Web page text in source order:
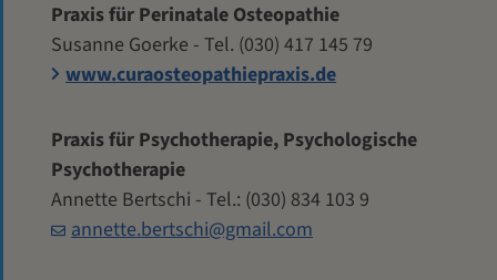
Praxis für Perinatale Osteopathie
Susanne Goerke - Tel. (030) 417 145 79
www.curaosteopathiepraxis.de
Praxis für Psychotherapie, Psychologische
Psychotherapie
Annette Bertschi - Tel.: (030) 834 103 9
annette.bertschi@gmail.com